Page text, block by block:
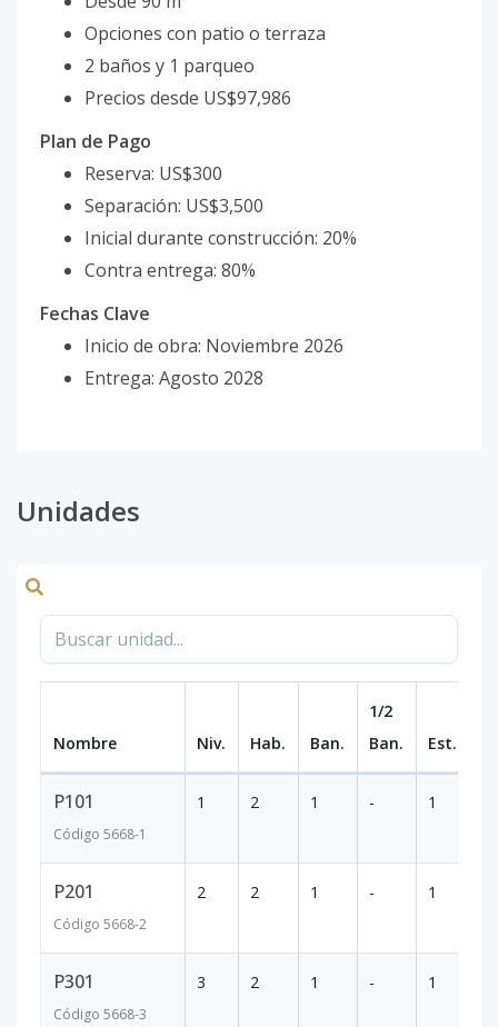
Opciones con patio o terraza
2 baños y 1 parqueo
Precios desde US$97,986
Plan de Pago
Reserva: US$300
Separación: US$3,500
Inicial durante construcción: 20%
Contra entrega: 80%
Fechas Clave
Inicio de obra: Noviembre 2026
Entrega: Agosto 2028
Unidades
Nombre Niv. Hab. Ban.
1/2
Ban.
Est.
P101
Código 5668-1
1 2 1 - 1
P201
Código 5668-2
2 2 1 - 1
P301
Código 5668-3
3 2 1 - 1